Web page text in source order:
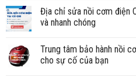
Địa chỉ sửa nồi cơm điện
và nhanh chóng
Trung tâm bảo hành nồi
cho sự cố của bạn